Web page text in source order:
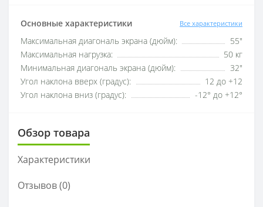
Основные характеристики Все характеристики
Максимальная диагональ экрана (дюйм):
55"
Максимальная нагрузка:
50 кг
Минимальная диагональ экрана (дюйм):
32"
Угол наклона вверх (градус):
12 до +12
Угол наклона вниз (градус):
-12° до +12°
Обзор товара
Характеристики
Отзывов (0)